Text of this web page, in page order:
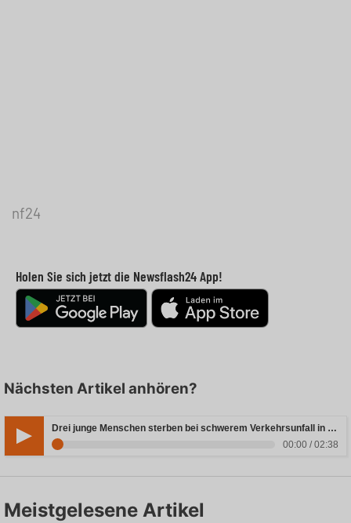
nf24
Holen Sie sich jetzt die Newsflash24 App!
Nächsten Artikel anhören?
Drei junge Menschen sterben bei schwerem Verkehrsunfall in Rheinland-Pfalz
00:00 / 02:38
Meistgelesene Artikel